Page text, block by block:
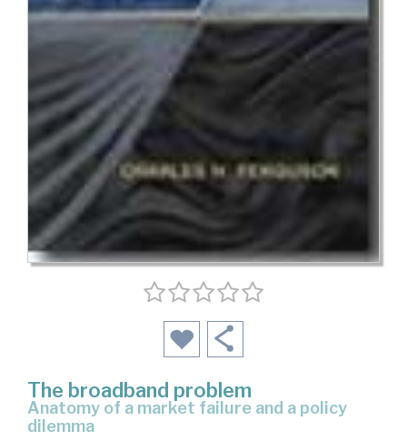
The broadband problem
anatomy of a market failure and a policy
dilemma